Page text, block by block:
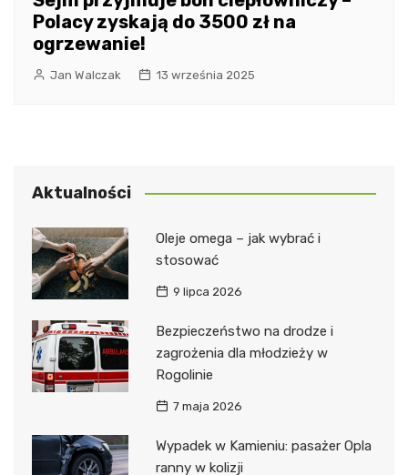
Polacy zyskają do 3500 zł na
ogrzewanie!
Jan Walczak 13 września 2025
Aktualności
Oleje omega – jak wybrać i
stosować
9 lipca 2026
Bezpieczeństwo na drodze i
zagrożenia dla młodzieży w
Rogolinie
7 maja 2026
Wypadek w Kamieniu: pasażer Opla
ranny w kolizji